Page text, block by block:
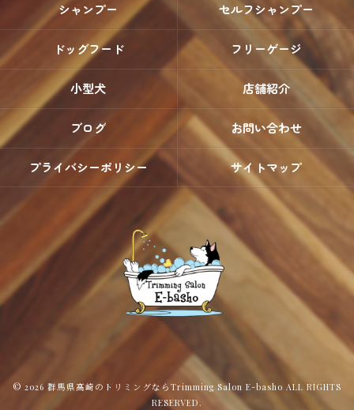
シャンプー セルフシャンプー
ドッグフード フリーゲージ
小型犬 店舗紹介
ブログ お問い合わせ
プライバシーポリシー サイトマップ
© 2026 群馬県高崎のトリミングならTrimming Salon E-basho ALL RIGHTS
RESERVED.